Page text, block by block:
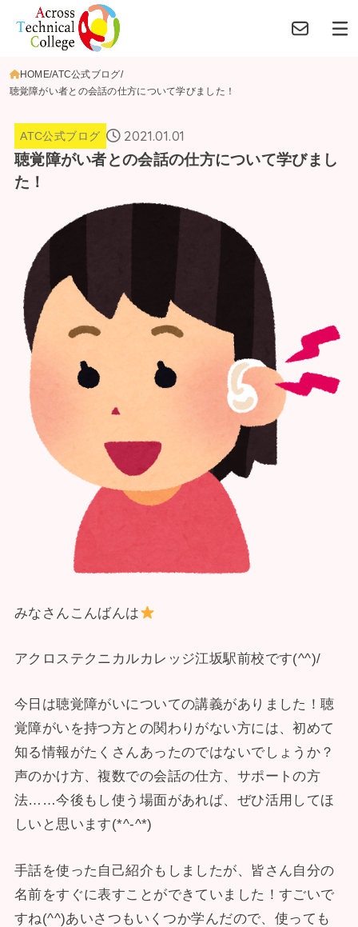
HOME ATC公式ブログ
聴覚障がい者との会話の仕方について学びました！
ATC公式ブログ
2021.01.01
聴覚障がい者との会話の仕方について学びまし
た！
みなさんこんばんは
アクロステクニカルカレッジ江坂駅前校です(^^)/
今日は聴覚障がいについての講義がありました！聴
覚障がいを持つ方との関わりがない方には、初めて
知る情報がたくさんあったのではないでしょうか？
声のかけ方、複数での会話の仕方、サポートの方
法……今後もし使う場面があれば、ぜひ活用してほ
しいと思います(*^-^*)
手話を使った自己紹介もしましたが、皆さん自分の
名前をすぐに表すことができていました！すごいで
すね(^^)あいさつもいくつか学んだので、使っても